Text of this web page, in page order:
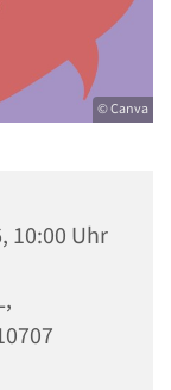
© Canva
10:00 Uhr